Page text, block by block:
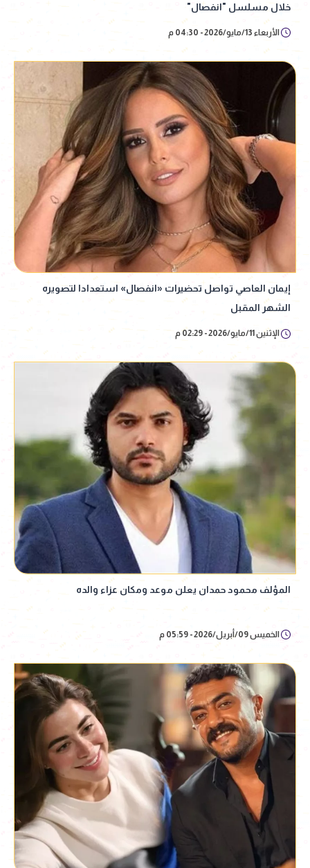
خلال مسلسل "انفصال"
الأربعاء 13/مايو/2026 - 04:30 م
إيمان العاصي تواصل تحضيرات «انفصال» استعدادا لتصويره
الشهر المقبل
الإثنين 11/مايو/2026 - 02:29 م
المؤلف محمود حمدان يعلن موعد ومكان عزاء والده
الخميس 09/أبريل/2026 - 05:59 م